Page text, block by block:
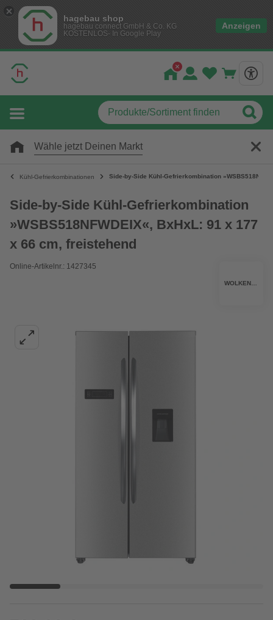
hagebau shop
hagebau connect GmbH & Co. KG
KOSTENLOS- In Google Play
Anzeigen
Wähle jetzt Deinen Markt
Kühl-Gefrierkombinationen Side-by-Side Kühl-Gefrierkombination
Side-by-Side Kühl-Gefrierkombination
»WSBS518NFWDEIX«, BxHxL: 91 x 177
x 66 cm, freistehend
Online-Artikelnr.: 1427345